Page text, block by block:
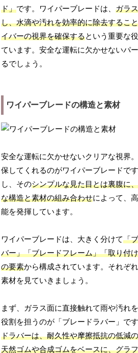
ド」です。ワイパーブレードは、ガラ
し、水滴や汚れを効率的に除去するこ
イバーの視界を確保するという重要な
ています。安全な運転に欠かせないパ
るでしょう。
ワイパーブレードの構造と素材
安全な運転に欠かせないクリアな視界
保してくれるのがワイパーブレードで
し、そのシンプルな見た目とは裏腹に
な構造と素材の組み合わせによって、
能を発揮しています。
ワイパーブレードは、大きく分けて「
バー」「ブレードフレーム」「取り付
の要素から構成されています。それぞ
素材を見ていきましょう。
まず、ガラス面に直接触れて雨や汚れ
役割を担うのが「ブレードラバー」で
ドラバーは、耐久性や摩擦抵抗の低減
天然ゴムや合成ゴムをベースに、グラ